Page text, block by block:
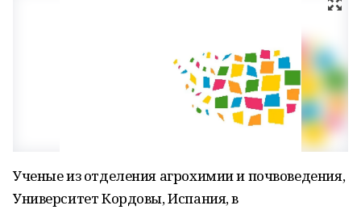
Ученые из отделения агрохимии и почвоведения,
Университет Кордовы, Испания, в